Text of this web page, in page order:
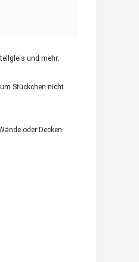
und mehr;
Stückchen nicht
oder Decken